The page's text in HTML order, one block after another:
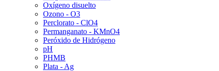
Oxígeno disuelto
Ozono - O3
Perclorato - ClO4
Permanganato - KMnO4
Peróxido de Hidrógeno
pH
PHMB
Plata - Ag